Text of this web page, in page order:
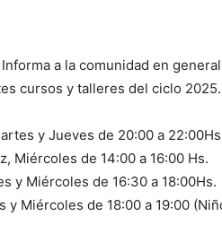
a la comunidad en
cursos y talleres del ciclo 2025.
y Jueves de 20:00 a
Miércoles de 14:00 a 16:00 Hs.
y Miércoles de 16:30 a 18:00Hs.
y Miércoles de 18:00 a 19:00